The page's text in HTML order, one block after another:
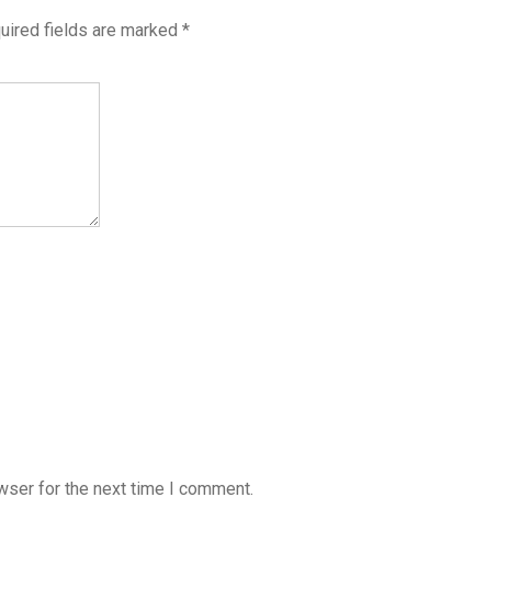
fields are marked *
for the next time I comment.